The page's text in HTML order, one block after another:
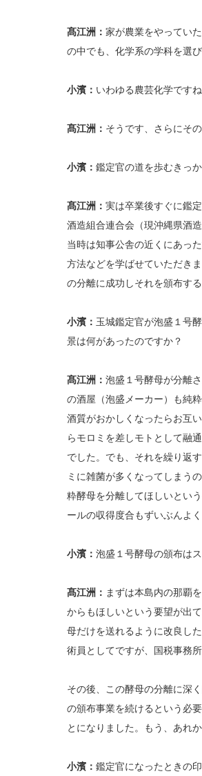
髙江洲： 家が農業をやってい
の中でも、化学系の学科を選び
小濱： いわゆる農芸化学ですね
髙江洲： そうです、さらにそ
小濱： 鑑定官の道を歩むきっ
髙江洲： 実は卒業後すぐに鑑
酒造組合連合会（現沖縄県酒
当時は知事公舎の近くにあっ
方法などを学ばせていただき
の分離に成功しそれを頒布す
小濱： 玉城鑑定官が泡盛１号
景は何があったのですか？
髙江洲： 泡盛１号酵母が分離
の酒屋（泡盛メーカー）も純粋
酒質がおかしくなったらお互
らモロミを差しモトとして融
でした。でも、それを繰り返
ミに雑菌が多くなってしまう
粋酵母を分離してほしいとい
ールの収得度合もずいぶんよく
小濱： 泡盛１号酵母の頒布は
髙江洲： まずは本島内の那覇
からもほしいという要望が出
母だけを送れるように改良し
術員としてですが、国税事務
その後、この酵母の分離に深
の頒布事業を続けるという必
とになりました。もう、あれ
小濱： 鑑定官になったときの